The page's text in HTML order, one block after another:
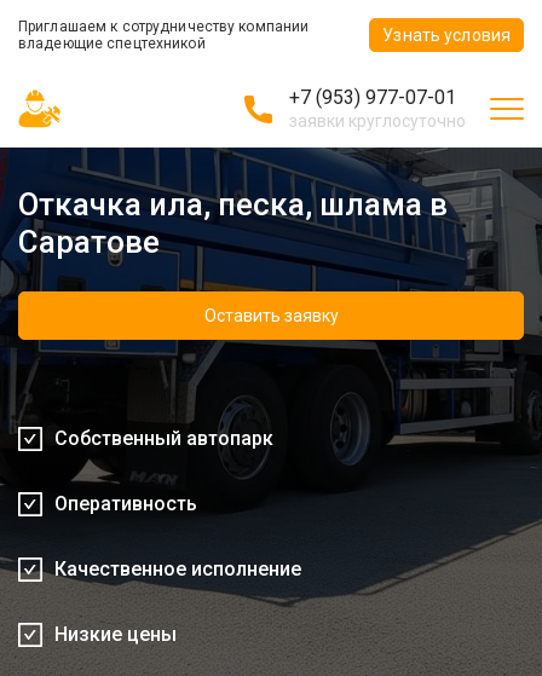
Приглашаем к сотрудничеству компании
владеющие спецтехникой
Узнать условия
+7 (953) 977-07-01
заявки круглосуточно
Откачка ила, песка, шлама в
Саратове
Оставить заявку
Собственный автопарк
Оперативность
Качественное исполнение
Низкие цены